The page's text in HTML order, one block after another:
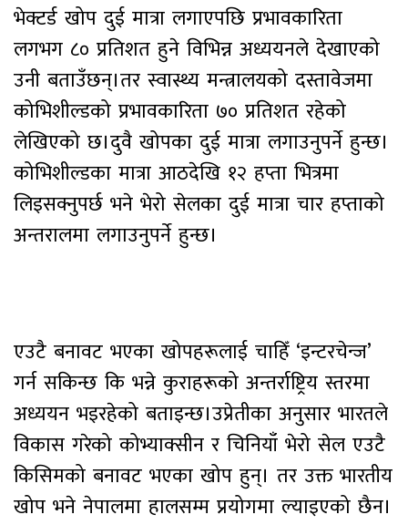
भेक्टर्ड खोप दुई मात्रा लगाएपछि प्रभावकारिता
लगभग ८० प्रतिशत हुने विभिन्न अध्ययनले देखाएको
उनी बताउँछन्।तर स्वास्थ्य मन्त्रालयको दस्तावेजमा
कोभिशील्डको प्रभावकारिता ७० प्रतिशत रहेको
लेखिएको छ।दुवै खोपका दुई मात्रा लगाउनुपर्ने हुन्छ।
कोभिशील्डका मात्रा आठदेखि १२ हप्ता भित्रमा
लिइसक्नुपर्छ भने भेरो सेलका दुई मात्रा चार हप्ताको
अन्तरालमा लगाउनुपर्ने हुन्छ।
एउटै बनावट भएका खोपहरूलाई चाहिँ ‘इन्टरचेन्ज’
गर्न सकिन्छ कि भन्ने कुराहरूको अन्तर्राष्ट्रिय स्तरमा
अध्ययन भइरहेको बताइन्छ।उप्रेतीका अनुसार भारतले
विकास गरेको कोभ्याक्सीन र चिनियाँ भेरो सेल एउटै
किसिमको बनावट भएका खोप हुन्। तर उक्त भारतीय
खोप भने नेपालमा हालसम्म प्रयोगमा ल्याइएको छैन।